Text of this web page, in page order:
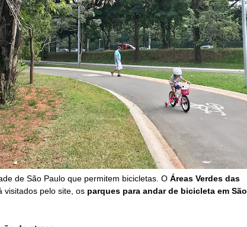
de São Paulo que permitem bicicletas. O Áreas Verdes das
visitados pelo site, os parques para andar de bicicleta em São